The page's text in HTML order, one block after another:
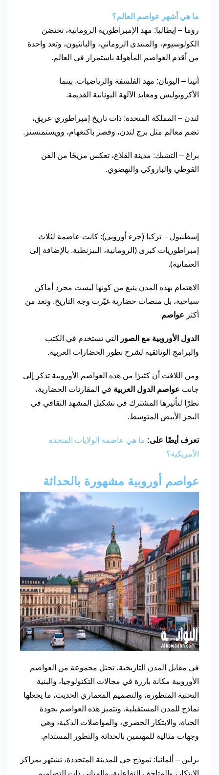
ما هي أشهر عواصم العالم؟
روما – إيطاليا: مهد الإمبراطورية الرومانية، تحتضن
الكولوسيوم، والمنتدى الروماني، والبانثيون، وتعد واحدة
من أقدم العواصم المأهولة باستمرار في العالم.
أثينا – اليونان: مهد الفلسفة والرياضيات. بينما
الأكروبوليس ومعابد الآلهة اليونانية القديمة.
لندن – المملكة المتحدة: ذات تاريخ إمبراطوري عريق،
تضم معالم مثل برج لندن، وقصر باكنغهام، وويستمنستر.
براغ – التشيك: مدينة القلاع، تعكس مزيجًا من الفن
القوطي والباروكي والنهضوي.
إسطنبول – تركيا (جزء أوروبي): كانت عاصمة لثلاث
إمبراطوريات كبرى (الرومانية، البيزنطية. بالإضافة إلى
العثمانية).
الاهتمام بهذه المدن ينبع من كونها ليست مجرد أماكن
سياحية، بل منصات حضارية غيّرت وجه التاريخ. وتعد من
أكثر عواصم
الدول الأوروبية مع الصور
التي تستخدم في الكتب
والبرامج الوثائقية لشرح تطور الحضارات الغربية.
ومن اللافت أن كثيرًا من هذه العواصم الأوروبية تذكر إلى
جانب عواصم الدول العربية في المقارنات الحضارية،
نظرًا لتأثيرها المشترك في تشكيل المشهد الثقافي في
البحر الأبيض المتوسط.
تعرف أيضًا على: ما هي عاصمة الولايات المتحدة
الأمريكية؟
عواصم أوروبية مشهورة بالحداثة
في مقابل المدن التاريخية، تحتل مجموعة من العواصم
الأوروبية مكانة بارزة في مجالات التكنولوجيا، والبنية
التحتية المتطورة، والتصميم المعماري الحديث، ما يجعلها
نماذج للمدن المستقبلية. وتتميز هذه العواصم بجودة
الحياة، والابتكار الحضري، والمواصلات الذكية، وهي
وجهات مثالية للمهتمين بالحداثة والتطور المستدام.
برلين – ألمانيا: نموذج حي للمدينة المتجددة، تشتهر بمراكز
الابتكار، والمتاحف التفاعلية، والمباني ذات التصاميم